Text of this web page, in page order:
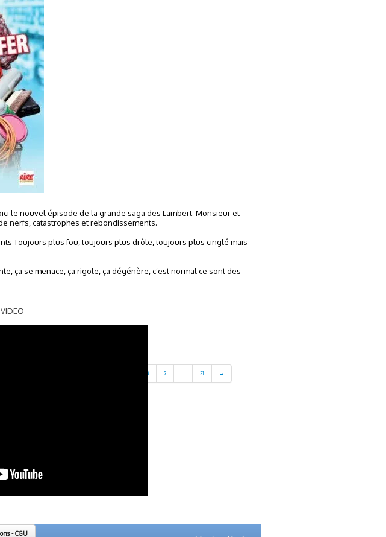
le nouvel épisode de la grande saga des Lambert. Monsieur et
nerfs, catastrophes et rebondissements.
Toujours plus fou, toujours plus drôle, toujours plus cinglé mais
ça se menace, ça rigole, ça dégénère, c’est normal ce sont des
VIDEO
8 9 21 →
- CGU